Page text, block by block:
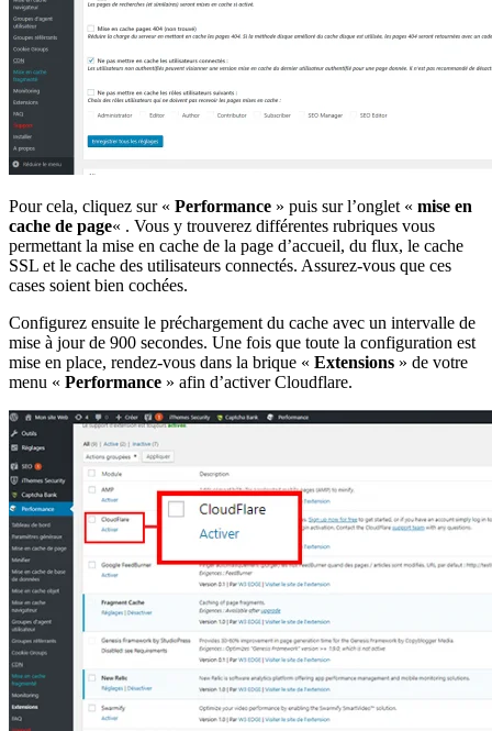
Pour cela, cliquez sur « Performance » puis sur l’onglet « mise en
cache de page« . Vous y trouverez différentes rubriques vous
permettant la mise en cache de la page d’accueil, du flux, le cache
SSL et le cache des utilisateurs connectés. Assurez-vous que ces
cases soient bien cochées.
Configurez ensuite le préchargement du cache avec un intervalle de
mise à jour de 900 secondes. Une fois que toute la configuration est
mise en place, rendez-vous dans la brique « Extensions » de votre
menu « Performance » afin d’activer Cloudflare.